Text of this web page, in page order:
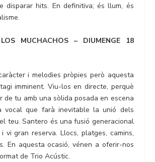
disparar hits. En definitiva; és llum, és
MUCHACHOS – DIUMENGE 18
i melodies pròpies però aquesta
imminent. Viu-los en directe, perquè
de tu amb una sòlida posada en escena
vocal que farà inevitable la unió dels
teu. Santero és una fusió generacional
i vi gran reserva. Llocs, platges, camins,
En aquesta ocasió, vénen a oferir-nos
de Trio Acústic.